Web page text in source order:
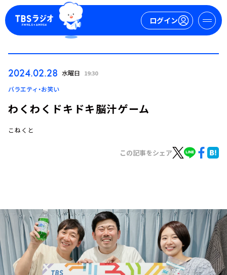
ログイン
ログイン
トピックス
TBS Podcast
お知らせ
イベント・グッズ
YouTube
会社情報
2024.02.28 水曜日 19:30
バラエティ・お笑い
わくわくドキドキ脳汁ゲーム
こねくと
この記事をシェア